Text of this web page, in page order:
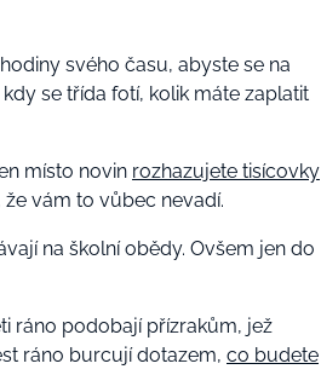
svého času, abyste se na
se třída fotí, kolik máte zaplatit
místo novin rozhazujete tisícovky
vám to vůbec nevadí.
na školní obědy. Ovšem jen do
ráno podobají přízrakům, jež
ráno burcují dotazem, co budete